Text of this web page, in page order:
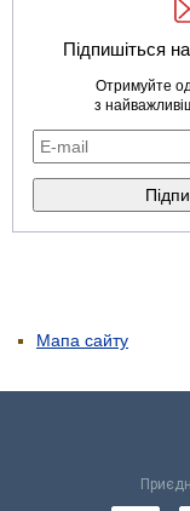
Підпишіться
Отримуйте
з
Мапа сайту